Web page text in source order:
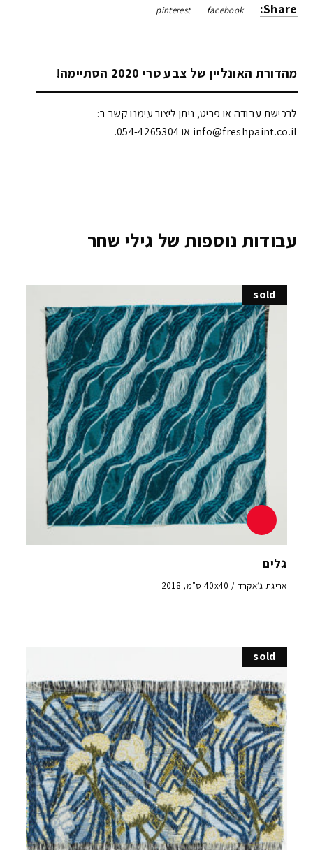
Share:
facebook
pinterest
מהדורת האונליין של צבע טרי 2020 הסתיימה!
לרכישת עבודה או פריט, ניתן ליצור עימנו קשר ב:
info@freshpaint.co.il‏ או 054-4265304.
עבודות נוספות של גילי שחר
sold
גלים
אריגת ג׳אקרד / 40x40 ס"מ, 2018
sold